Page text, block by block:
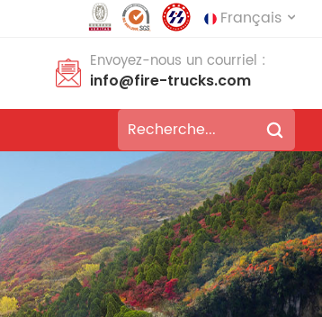
Français
Deutsch
italiano español
português Nederlands
العربية 日本語
한국의 Türkçe
Envoyez-nous un courriel :
info@fire-trucks.com